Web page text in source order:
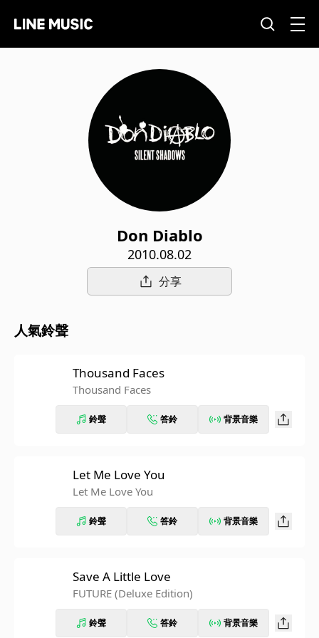
Don Diablo
2010.08.02
分享
人氣鈴聲
Thousand Faces
Thousand Faces
鈴聲 答鈴 背景音樂
Let Me Love You
Let Me Love You
鈴聲 答鈴 背景音樂
Save A Little Love
FUTURE (Deluxe Edition)
鈴聲 答鈴 背景音樂